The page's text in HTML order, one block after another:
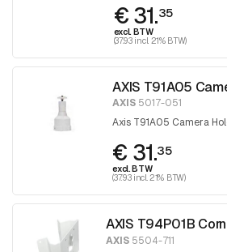
€ 31.35
excl. BTW
(37.93 incl. 21% BTW)
AXIS T91A05
AXIS 5017-051
Axis T91A05 Camera
€ 31.35
excl. BTW
(37.93 incl. 21% BTW)
AXIS T94P01B
AXIS 5504-711